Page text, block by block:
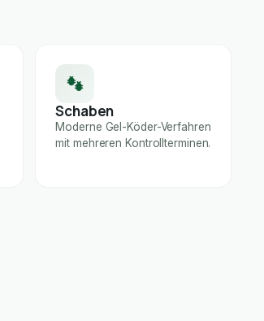
Schaben
Moderne Gel-Köder-Verfahren
mit mehreren Kontrollterminen.